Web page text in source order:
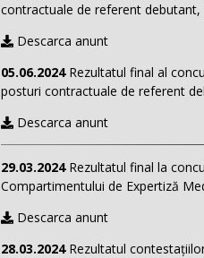
contractuale de referent
Descarca anunt
05.06.2024Rezultatul final al
posturi contractuale de referent
Descarca anunt
29.03.2024Rezultatul final la
Compartimentului de Expertiză
Descarca anunt
28.03.2024Rezultatul